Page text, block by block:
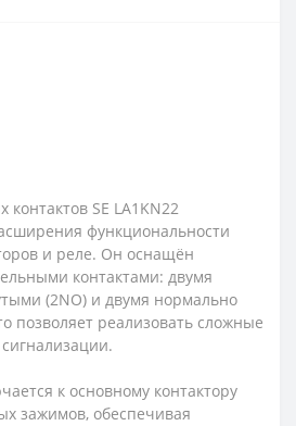
SE LA1KN22
функциональности
и реле. Он оснащён
контактами: двумя
(2NO) и двумя нормально
позволяет реализовать сложные
к основному контактору
зажимов, обеспечивая